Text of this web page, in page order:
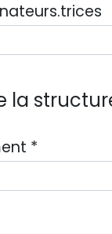
la
*